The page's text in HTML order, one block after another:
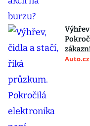
Auto.cz